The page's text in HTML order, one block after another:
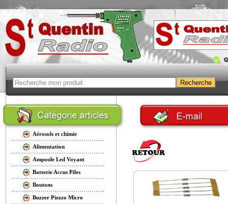
Aérosols et chimie
Alimentation
Ampoule Led Voyant
Batterie Accus Piles
Boutons
Buzzer Piezzo Micro